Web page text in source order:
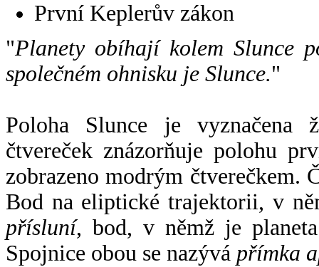
První Keplerův zákon
"Planety obíhají kolem Slunce
společném ohnisku je Slunce."
Poloha Slunce je vyznačena
čtvereček znázorňuje polohu
zobrazeno modrým čtverečkem.
Bod na eliptické trajektorii, v
přísluní, bod, v němž je
Spojnice obou se nazývá přímka